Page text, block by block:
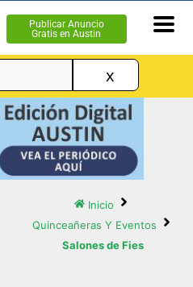
Publicar Anuncio
Gratis en Austin
x
Inicio
Quinceañeras Y Eventos
Salones de Fies